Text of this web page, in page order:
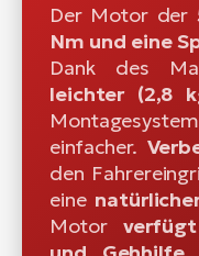
Der Motor der
Nm und eine
Dank des
leichter (2,8
einfacher.
den
eine
Motor